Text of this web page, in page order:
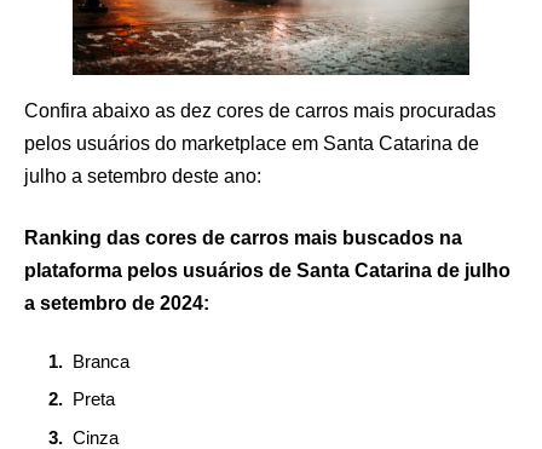
Confira abaixo as dez cores de carros mais procuradas
pelos usuários do marketplace em Santa Catarina de
julho a setembro deste ano:
Ranking das cores de carros mais buscados na
plataforma pelos usuários de Santa Catarina de julho
a setembro de 2024:
Branca
Preta
Cinza